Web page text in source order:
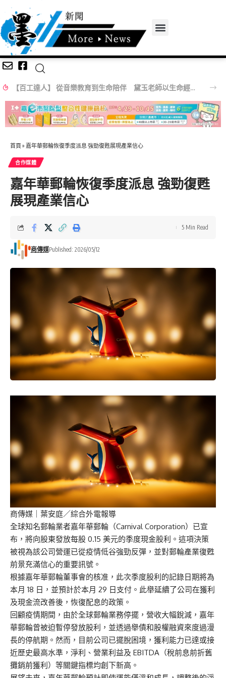
【百工達人】 從音樂教育到生命陪伴 黛玉老師以生命經驗打造共學平台
首頁 » 嘉年華郵輪恢復季度派息 強勁復甦展現產業信心
合作媒體
嘉年華郵輪恢復季度派息 強勁復甦
展現產業信心
商傳媒Published: 2026/05/12
5 Min Read
商傳媒 ｜葉安庭／綜合外電報導
全球知名郵輪業者嘉年華郵輪（Carnival Corporation）已宣
布，將向股東發放每股 0.15 美元的季度現金股利。這項決策
被視為該公司營運已從疫情低谷強勁反彈，並對郵輪產業復甦
前景充滿信心的重要訊號。
根據嘉年華郵輪董事會的核准，此次季度股利的記錄日期將為
本月 18 日，並預計於本月 29 日支付。此舉延續了公司在獲利
及現金流改善後，恢復配息的政策。
回顧疫情期間，由於全球郵輪業務停擺，營收大幅銳減，嘉年
華郵輪曾被迫暫停發放股利，並透過舉債和股權融資來度過漫
長的停航期。然而，目前公司已擺脫困境，獲利能力已達或接
近歷史最高水準，淨利、營業利益及 EBITDA（稅前息前折舊
攤銷前獲利）等關鍵指標均創下新高。